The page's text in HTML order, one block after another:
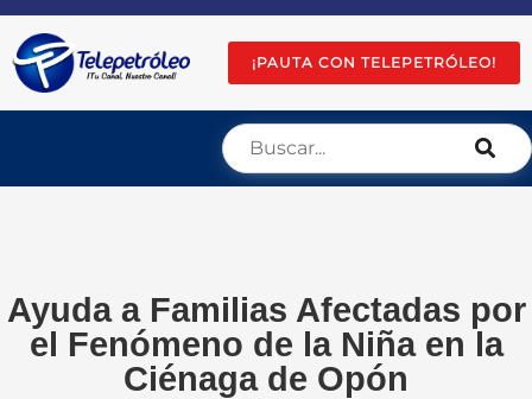
¡PAUTA CON TELEPETRÓLEO!
Ayuda a Familias Afectadas por
el Fenómeno de la Niña en la
Ciénaga de Opón